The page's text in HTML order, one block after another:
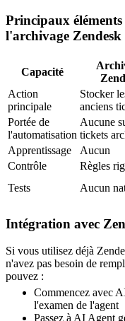
Principaux
l'archivage Zendesk
Capacité
Action
principale
Stocker
anciens
Portée de
l'automatisation
Aucune
tickets
Apprentissage
Aucun
Contrôle
Règles
Tests
Aucun
Intégration avec
Si vous utilisez déjà
n'avez pas besoin de
pouvez :
Commencez avec
l'examen de l'agent
Passez à AI Agent